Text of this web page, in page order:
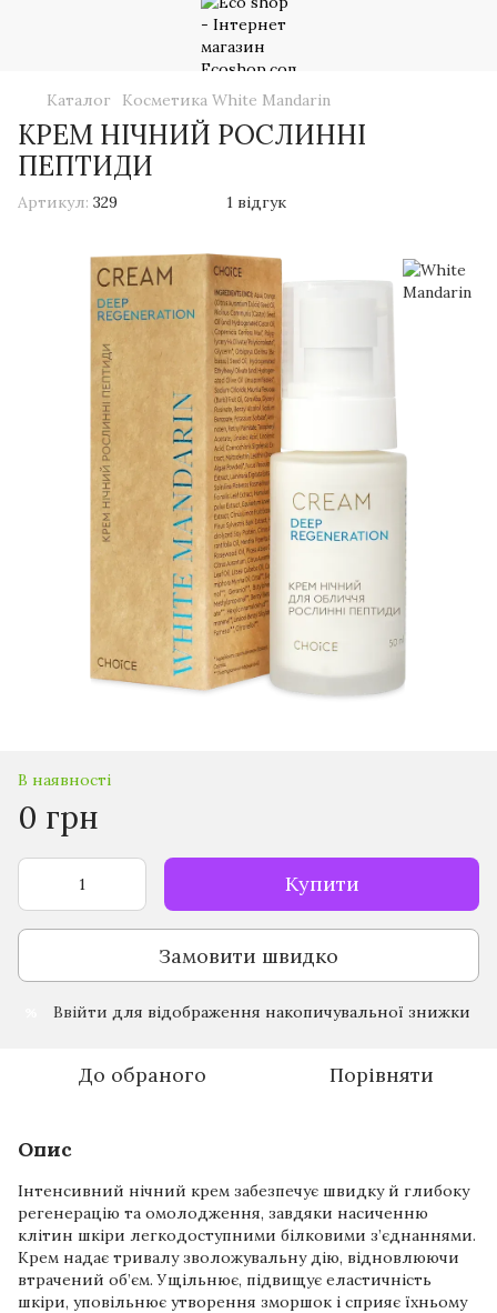
Каталог Косметика White Mandarin
КРЕМ НІЧНИЙ РОСЛИННІ
ПЕПТИДИ
Артикул: 329 1 відгук
В наявності
0 грн
Купити
Замовити швидко
Ввійти для відображення накопичувальної знижки
До обраного Порівняти
Опис
Інтенсивний нічний крем забезпечує швидку й глибоку
регенерацію та омолодження, завдяки насиченню
клітин шкіри легкодоступними білковими з’єднаннями.
Крем надає тривалу зволожувальну дію, відновлюючи
втрачений об’єм. Ущільнює, підвищує еластичність
шкіри, уповільнює утворення зморшок і сприяє їхньому